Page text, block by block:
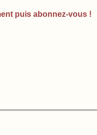
puis abonnez-vous !